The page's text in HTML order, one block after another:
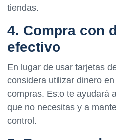
tiendas.
4. Compra con
efectivo
En lugar de usar tarjetas
considera utilizar dinero
compras. Esto te ayudará
que no necesitas y a
control.